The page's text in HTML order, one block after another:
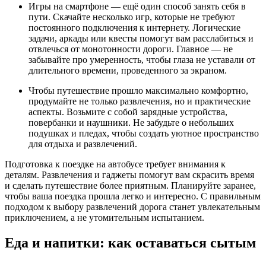
Игры на смартфоне — ещё один способ занять себя в
пути. Скачайте несколько игр, которые не требуют
постоянного подключения к интернету. Логические
задачи, аркады или квесты помогут вам расслабиться и
отвлечься от монотонности дороги. Главное — не
забывайте про умеренность, чтобы глаза не уставали от
длительного времени, проведенного за экраном.
Чтобы путешествие прошло максимально комфортно,
продумайте не только развлечения, но и практические
аспекты. Возьмите с собой зарядные устройства,
повербанки и наушники. Не забудьте о небольших
подушках и пледах, чтобы создать уютное пространство
для отдыха и развлечений.
Подготовка к поездке на автобусе требует внимания к
деталям. Развлечения и гаджеты помогут вам скрасить время
и сделать путешествие более приятным. Планируйте заранее,
чтобы ваша поездка прошла легко и интересно. С правильным
подходом к выбору развлечений дорога станет увлекательным
приключением, а не утомительным испытанием.
Еда и напитки: как оставаться сытым